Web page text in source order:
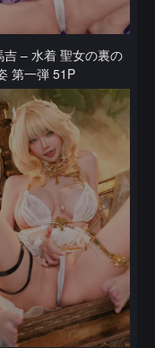
吉 – 水着 聖女の裏の
第一弾 51P